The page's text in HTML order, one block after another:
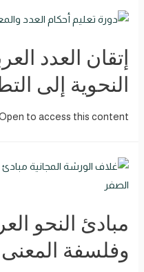
إتقان العدد
النحوية إلى
to access this content
مبادئ النحو
وفلسفة المعنى